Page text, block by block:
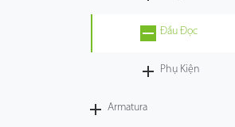
Đầu Đọc
Phụ Kiện
Armatura